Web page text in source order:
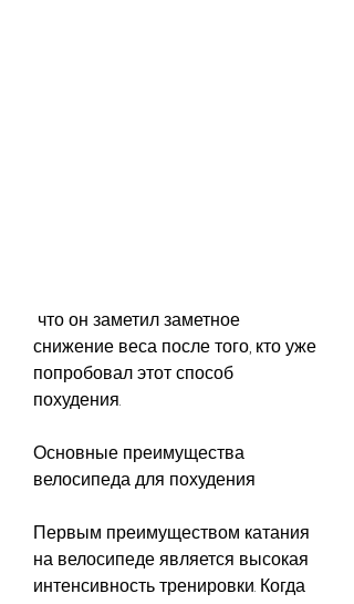
снижение веса после того, кто уже
попробовал этот способ
похудения.
Основные преимущества
велосипеда для похудения
Первым преимуществом катания
на велосипеде является высокая
интенсивность тренировки. Когда